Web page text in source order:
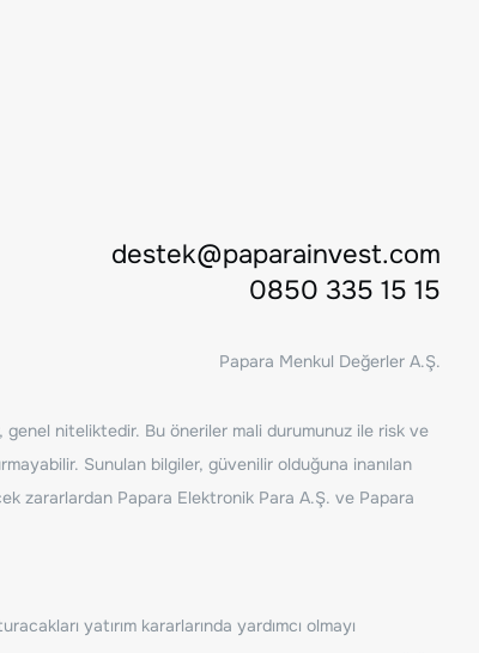
destek@paparainvest.com
0850 335 15 15
Papara Menkul Değerler A.Ş.
genel niteliktedir. Bu öneriler mali durumunuz ile risk ve
Sunulan bilgiler, güvenilir olduğuna inanılan
zararlardan Papara Elektronik Para A.Ş. ve Papara
yatırım kararlarında yardımcı olmayı